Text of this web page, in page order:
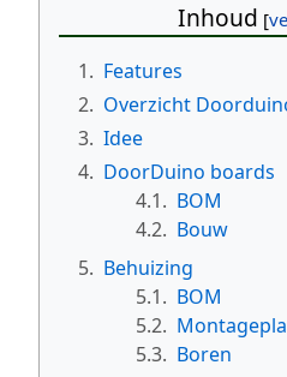
Inhoud
1. Features
2. Overzicht
3. Idee
4. DoorDuino boards
4.1. BOM
4.2. Bouw
5. Behuizing
5.1. BOM
5.2.
5.3. Boren